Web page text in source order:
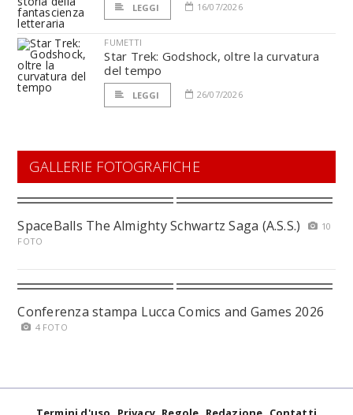
LEGGI 16/07/2026
FUMETTI
Star Trek: Godshock, oltre la curvatura
del tempo
LEGGI 26/07/2026
GALLERIE FOTOGRAFICHE
SpaceBalls The Almighty Schwartz Saga (A.S.S.)
10
FOTO
Conferenza stampa Lucca Comics and Games 2026
4 FOTO